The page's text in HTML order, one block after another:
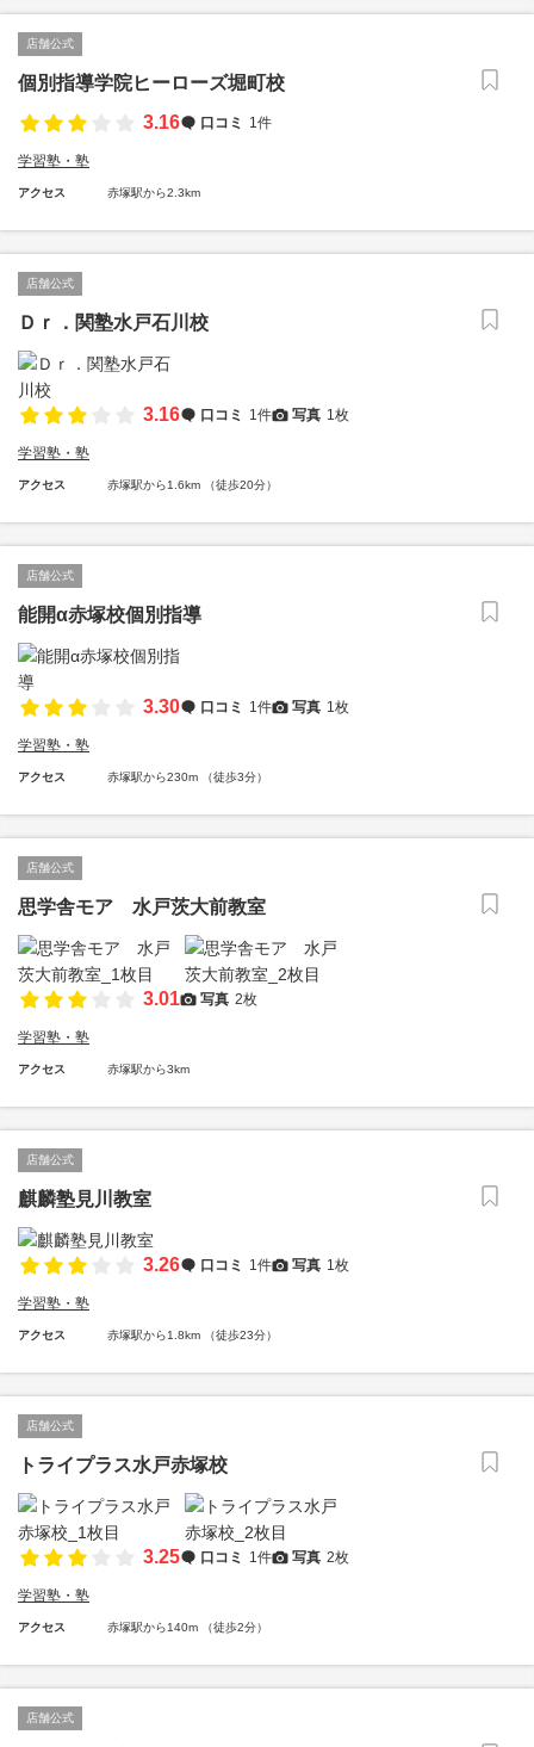
店舗公式
個別指導学院ヒーローズ堀町校
3.16
口コミ 1件
学習塾・塾
アクセス 赤塚駅から2.3km
店舗公式
Ｄｒ．関塾水戸石川校
3.16 口コミ 1件 写真 1枚
学習塾・塾
アクセス 赤塚駅から1.6km （徒歩20分）
店舗公式
能開α赤塚校個別指導
3.30 口コミ 1件 写真 1枚
学習塾・塾
アクセス 赤塚駅から230m （徒歩3分）
店舗公式
思学舎モア 水戸茨大前教室
3.01 写真 2枚
学習塾・塾
アクセス 赤塚駅から3km
店舗公式
麒麟塾見川教室
3.26 口コミ 1件 写真 1枚
学習塾・塾
アクセス 赤塚駅から1.8km （徒歩23分）
店舗公式
トライプラス水戸赤塚校
3.25 口コミ 1件 写真 2枚
学習塾・塾
アクセス 赤塚駅から140m （徒歩2分）
店舗公式